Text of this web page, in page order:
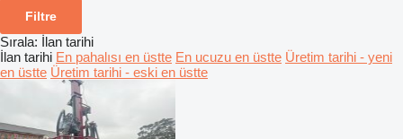
Filtre
Sırala: İlan tarihi
İlan tarihi En pahalısı en üstte En ucuzu en üstte Üretim tarihi - yeni
en üstte Üretim tarihi - eski en üstte